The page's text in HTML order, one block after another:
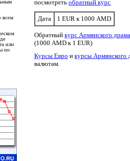
всем
или
по
посмотреть обратный курс
Дата 1 EUR к 1000 AMD
Обратный курс Армянского
(1000 AMD к 1 EUR)
Курсы Евро и курсы Армянского
валютам.